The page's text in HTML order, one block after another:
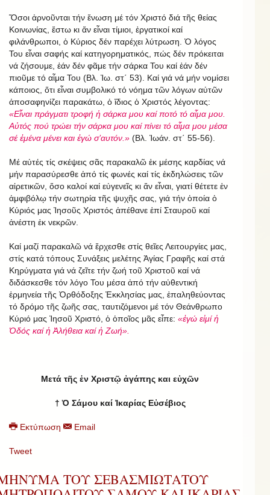
Ὅσοι ἀρνοῦνται τήν ἕνωση μέ τόν Χριστό διά τῆς θείας
Κοινωνίας, ἔστω κι ἄν εἶναι τίμιοι, ἐργατικοί καί
φιλάνθρωποι, ὁ Κύριος δέν παρέχει λύτρωση. Ὁ λόγος
Του εἶναι σαφής καί κατηγορηματικός, πώς δέν πρόκειται
νά ζήσουμε, ἐάν δέν φᾶμε τήν σάρκα Του καί ἐάν δέν
πιοῦμε τό αἷμα Του (Βλ. Ἰω. στ΄ 53). Καί γιά νά μήν νομίσει
κάποιος, ὅτι εἶναι συμβολικό τό νόημα τῶν λόγων αὐτῶν
ἀποσαφηνίζει παρακάτω, ὁ ἴδιος ὁ Χριστός λέγοντας:
«Εἶναι πράγματι τροφή ἡ σάρκα μου καί ποτό τό αἷμα μου.
Αὐτός πού τρώει τήν σάρκα μου καί πίνει τό αἷμα μου μέσα
σέ ἐμένα μένει και ἐγώ σ’αυτόν.» (Βλ. Ἰωάν. στ΄ 55-56).
Μέ αὐτές τίς σκέψεις σᾶς παρακαλῶ ἐκ μέσης καρδίας νά
μήν παρασύρεσθε ἀπό τίς φωνές καί τίς ἐκδηλώσεις τῶν
αἱρετικῶν, ὅσο καλοί καί εὐγενεῖς κι ἄν εἶναι, γιατί θέτετε ἐν
ἀμφιβόλῳ τήν σωτηρία τῆς ψυχῆς σας, γιά τήν ὁποία ὁ
Κύριός μας Ἰησοῦς Χριστός ἀπέθανε ἐπί Σταυροῦ καί
ἀνέστη ἐκ νεκρῶν.
Καί μαζί παρακαλῶ νά ἔρχεσθε στίς θεῖες Λειτουργίες μας,
στίς κατά τόπους Συνάξεις μελέτης Ἁγίας Γραφῆς καί στά
Κηρύγματα γιά νά ζεῖτε τήν ζωή τοῦ Χριστοῦ καί νά
διδάσκεσθε τόν λόγο Του μέσα ἀπό τήν αὐθεντική
ἑρμηνεία τῆς Ὀρθόδοξης Ἐκκλησίας μας, ἐπαληθεύοντας
τό δρόμο τῆς ζωῆς σας, ταυτιζόμενοι μέ τόν Θεάνθρωπο
Κύριό μας Ἰησοῦ Χριστό, ὁ ὁποῖος μᾶς εἶπε: «ἐγώ εἰμί ἡ
Ὁδός καί ἡ Ἀλήθεια καί ἡ Ζωή».
Μετά τῆς ἐν Χριστῷ ἀγάπης και εὐχῶν
† Ὁ Σάμου καί Ἰκαρίας Εὐσέβιος
Εκτύπωση Email
Tweet
ΤΟΥ ΣΕΒΑΣΜΙΩΤΑΤΟΥ